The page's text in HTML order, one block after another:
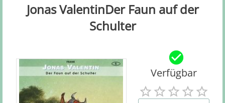
Jonas ValentinDer Faun auf der
Schulter
Verfügbar